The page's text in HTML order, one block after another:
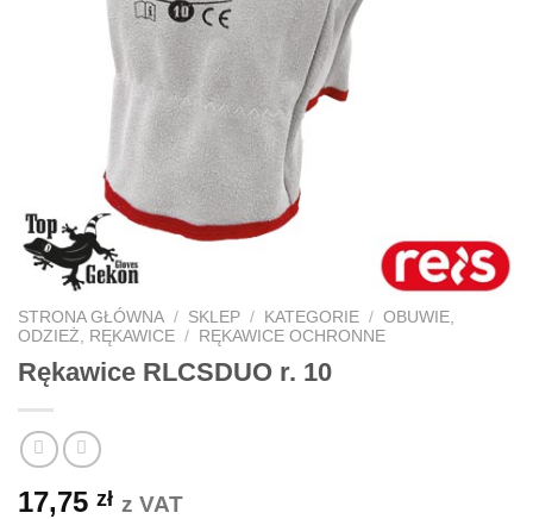
STRONA GŁÓWNA / SKLEP / KATEGORIE / OBUWIE,
ODZIEŻ, RĘKAWICE / RĘKAWICE OCHRONNE
Rękawice RLCSDUO r. 10
17,75 zł z VAT